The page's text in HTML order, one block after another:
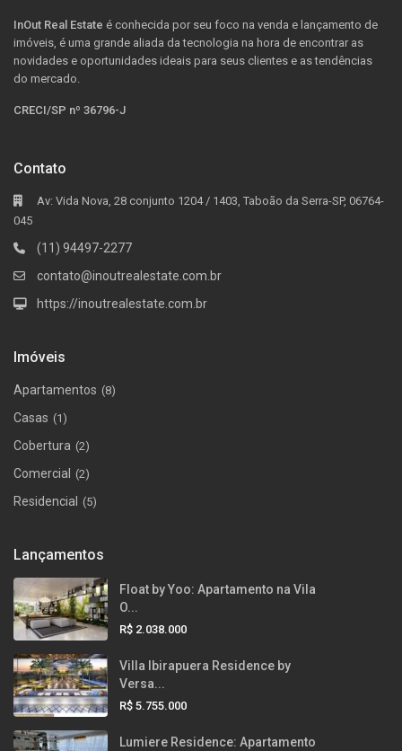
InOut Real Estate é conhecida por seu foco na venda e lançamento de
imóveis, é uma grande aliada da tecnologia na hora de encontrar as
novidades e oportunidades ideais para seus clientes e as tendências
do mercado.
CRECI/SP nº 36796-J
Contato
Av: Vida Nova, 28 conjunto 1204 / 1403, Taboão da Serra-SP, 06764-
045
(11) 94497-2277
contato@inoutrealestate.com.br
https://inoutrealestate.com.br
Imóveis
Apartamentos (8)
Casas (1)
Cobertura (2)
Comercial (2)
Residencial (5)
Lançamentos
Float by Yoo: Apartamento na Vila
O...
R$ 2.038.000
Villa Ibirapuera Residence by
Versa...
R$ 5.755.000
Lumiere Residence: Apartamento